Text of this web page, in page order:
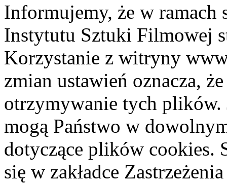
Informujemy, że w ramach
Instytutu Sztuki Filmowej
Korzystanie z witryny
zmian ustawień oznacza,
otrzymywanie tych plików.
mogą Państwo w
dotyczące plików cookies.
się w zakładce